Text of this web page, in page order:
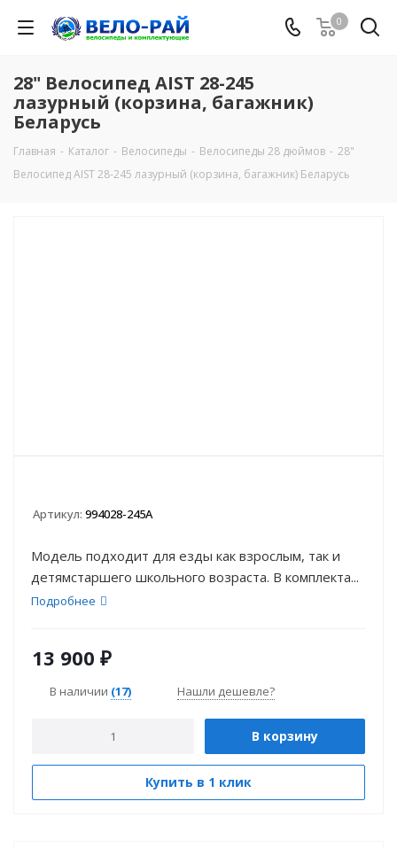
0
28" Велосипед AIST 28-245
лазурный (корзина, багажник)
Беларусь
Главная - Каталог - Велосипеды - Велосипеды 28 дюймов - 28"
Велосипед AIST 28-245 лазурный (корзина, багажник) Беларусь
Артикул: 994028-245A
Модель подходит для езды как взрослым, так и
детямстаршего школьного возраста. В комплекта...
Подробнее
13 900 ₽
В наличии (17) Нашли дешевле?
В корзину
Купить в 1 клик